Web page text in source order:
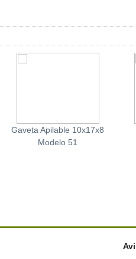
Gaveta Apilable 10x17x8
Modelo 51